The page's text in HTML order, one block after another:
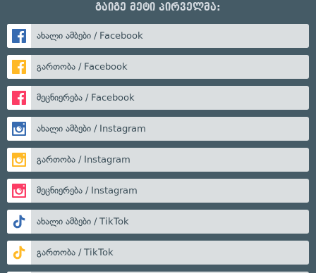
გაიგე მეტი პირველმა:
ახალი ამბები / Facebook
გართობა / Facebook
მეცნიერება / Facebook
ახალი ამბები / Instagram
გართობა / Instagram
მეცნიერება / Instagram
ახალი ამბები / TikTok
გართობა / TikTok